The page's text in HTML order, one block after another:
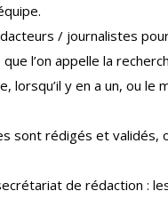
/ journalistes
que l’on appelle la
lorsqu’il y en a un, ou
sont rédigés et validés,
de rédaction :